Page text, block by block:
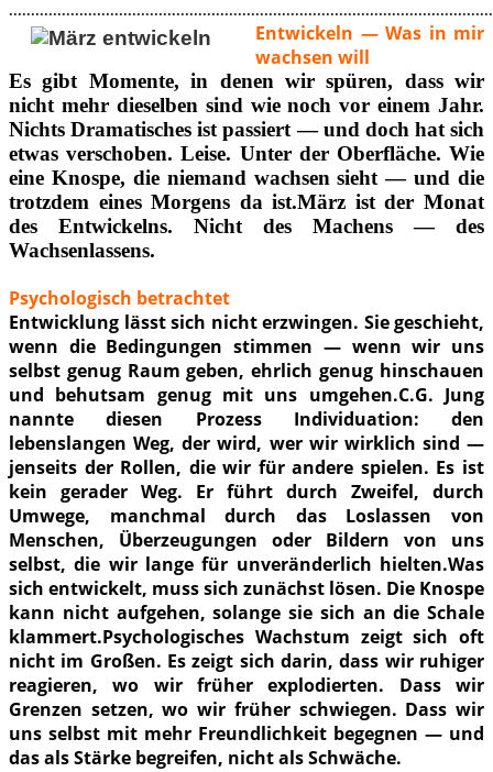
Entwickeln — Was in mir
wachsen will
Es gibt Momente, in denen wir spüren, dass wir
nicht mehr dieselben sind wie noch vor einem Jahr.
Nichts Dramatisches ist passiert — und doch hat sich
etwas verschoben. Leise. Unter der Oberfläche. Wie
eine Knospe, die niemand wachsen sieht — und die
trotzdem eines Morgens da ist.März ist der Monat
des Entwickelns. Nicht des Machens — des
Wachsenlassens.
Psychologisch betrachtet
Entwicklung lässt sich nicht erzwingen. Sie geschieht,
wenn die Bedingungen stimmen — wenn wir uns
selbst genug Raum geben, ehrlich genug hinschauen
und behutsam genug mit uns umgehen.C.G. Jung
nannte diesen Prozess Individuation: den
lebenslangen Weg, der wird, wer wir wirklich sind —
jenseits der Rollen, die wir für andere spielen. Es ist
kein gerader Weg. Er führt durch Zweifel, durch
Umwege, manchmal durch das Loslassen von
Menschen, Überzeugungen oder Bildern von uns
selbst, die wir lange für unveränderlich hielten.Was
sich entwickelt, muss sich zunächst lösen. Die Knospe
kann nicht aufgehen, solange sie sich an die Schale
klammert.Psychologisches Wachstum zeigt sich oft
nicht im Großen. Es zeigt sich darin, dass wir ruhiger
reagieren, wo wir früher explodierten. Dass wir
Grenzen setzen, wo wir früher schwiegen. Dass wir
uns selbst mit mehr Freundlichkeit begegnen — und
das als Stärke begreifen, nicht als Schwäche.